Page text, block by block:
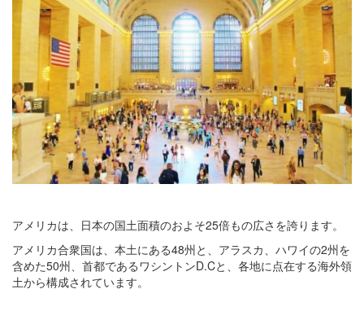
アメリカは、日本の国土面積のおよそ25倍もの広さを誇ります。
アメリカ合衆国は、本土にある48州と、アラスカ、ハワイの2州を
含めた50州、首都であるワシントンD.Cと、各地に点在する海外領
土から構成されています。